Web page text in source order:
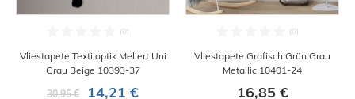
Vliestapete Textiloptik Meliert Uni
Grau Beige 10393-37
30,95 €
14,21 €
Vliestapete Grafisch Grün Grau
Metallic 10401-24
16,85 €